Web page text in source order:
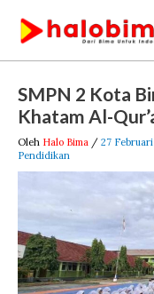
konten
SMPN 2 Kota
Khatam Al-
Oleh Halo Bima / 27
Pendidikan
navigation